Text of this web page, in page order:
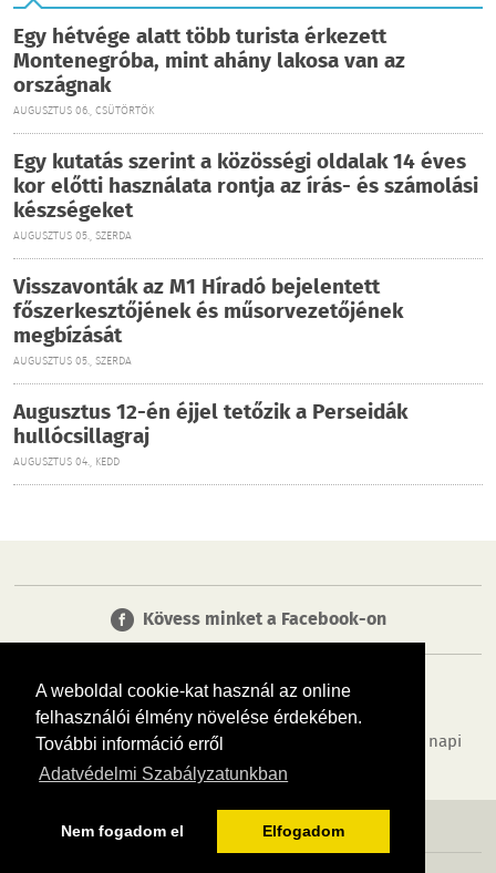
A weboldal cookie-kat használ az online
felhasználói élmény növelése érdekében.
További információ erről
Adatvédelmi Szabályzatunkban
Nem fogadom el Elfogadom
Egy hétvége alatt több turista érkezett
Montenegróba, mint ahány lakosa van az
országnak
AUGUSZTUS 06., CSÜTÖRTÖK
Egy kutatás szerint a közösségi oldalak 14 éves
kor előtti használata rontja az írás- és számolási
készségeket
AUGUSZTUS 05., SZERDA
Visszavonták az M1 Híradó bejelentett
főszerkesztőjének és műsorvezetőjének
megbízását
AUGUSZTUS 05., SZERDA
Augusztus 12-én éjjel tetőzik a Perseidák
hullócsillagraj
AUGUSZTUS 04., KEDD
Kövess minket a Facebook-on
Tudj meg többet városodról! Hírek, programok, képek, napi
menü, cégek…. és minden, ami Biatorbágy
MÉDIAAJÁNLÓ ADATVÉDELEM IMPRESSZUM RÓLUNK